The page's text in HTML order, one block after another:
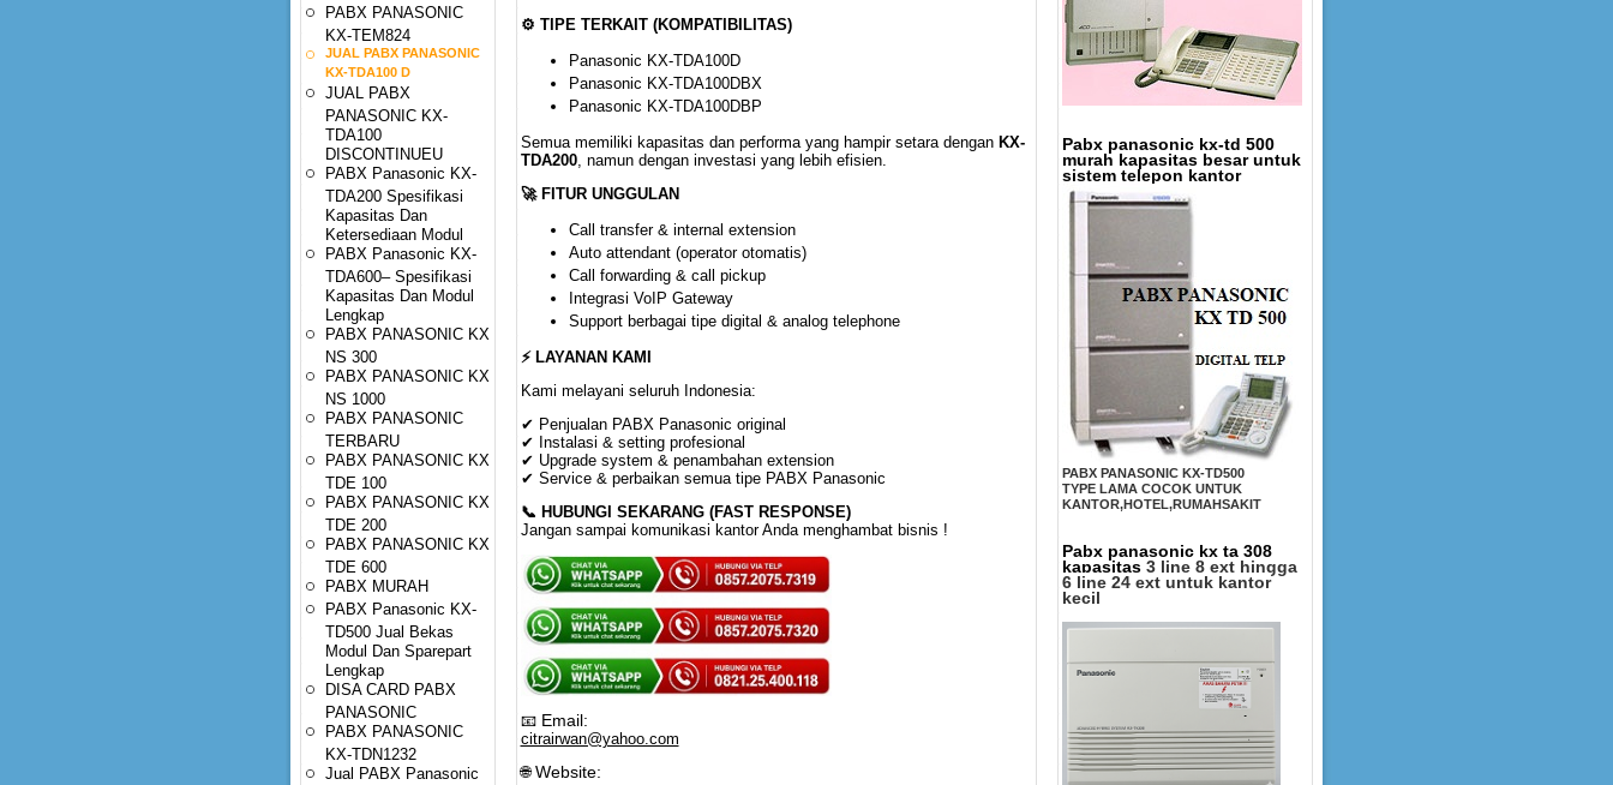
PABX PANASONIC
KX-TEM824
JUAL PABX PANASONIC
KX-TDA100 D
JUAL PABX
PANASONIC KX-
TDA100
DISCONTINUEU
PABX Panasonic KX-
TDA200 Spesifikasi
Kapasitas Dan
Ketersediaan Modul
PABX Panasonic KX-
TDA600– Spesifikasi
Kapasitas Dan Modul
Lengkap
PABX PANASONIC KX
NS 300
PABX PANASONIC KX
NS 1000
PABX PANASONIC
TERBARU
PABX PANASONIC KX
TDE 100
PABX PANASONIC KX
TDE 200
PABX PANASONIC KX
TDE 600
PABX MURAH
PABX Panasonic KX-
TD500 Jual Bekas
Modul Dan Sparepart
Lengkap
DISA CARD PABX
PANASONIC
PABX PANASONIC
KX-TDN1232
Jual PABX Panasonic
⚙️ TIPE TERKAIT (KOMPATIBILITAS)
Panasonic KX-TDA100D
Panasonic KX-TDA100DBX
Panasonic KX-TDA100DBP
Semua memiliki kapasitas dan performa yang hampir setara dengan KX-
TDA200, namun dengan investasi yang lebih efisien.
🚀FITUR UNGGULAN
Call transfer & internal extension
Auto attendant (operator otomatis)
Call forwarding & call pickup
Integrasi VoIP Gateway
Support berbagai tipe digital & analog telephone
⚡ LAYANAN KAMI
Kami melayani seluruh Indonesia:
✔ Penjualan PABX Panasonic original
✔ Instalasi & setting profesional
✔ Upgrade system & penambahan extension
✔ Service & perbaikan semua tipe PABX Panasonic
📞 HUBUNGI SEKARANG (FAST RESPONSE)
Jangan sampai komunikasi kantor Anda menghambat bisnis !
📧 Email:
citrairwan@yahoo.com
🌐 Website:
Pabx panasonic kx-td 500
murah kapasitas besar untuk
sistem telepon kantor
PABX PANASONIC KX-TD500
TYPE LAMA COCOK UNTUK
KANTOR,HOTEL,RUMAHSAKIT
Pabx panasonic kx ta 308
kapasitas 3 line 8 ext hingga
6 line 24 ext untuk kantor
kecil